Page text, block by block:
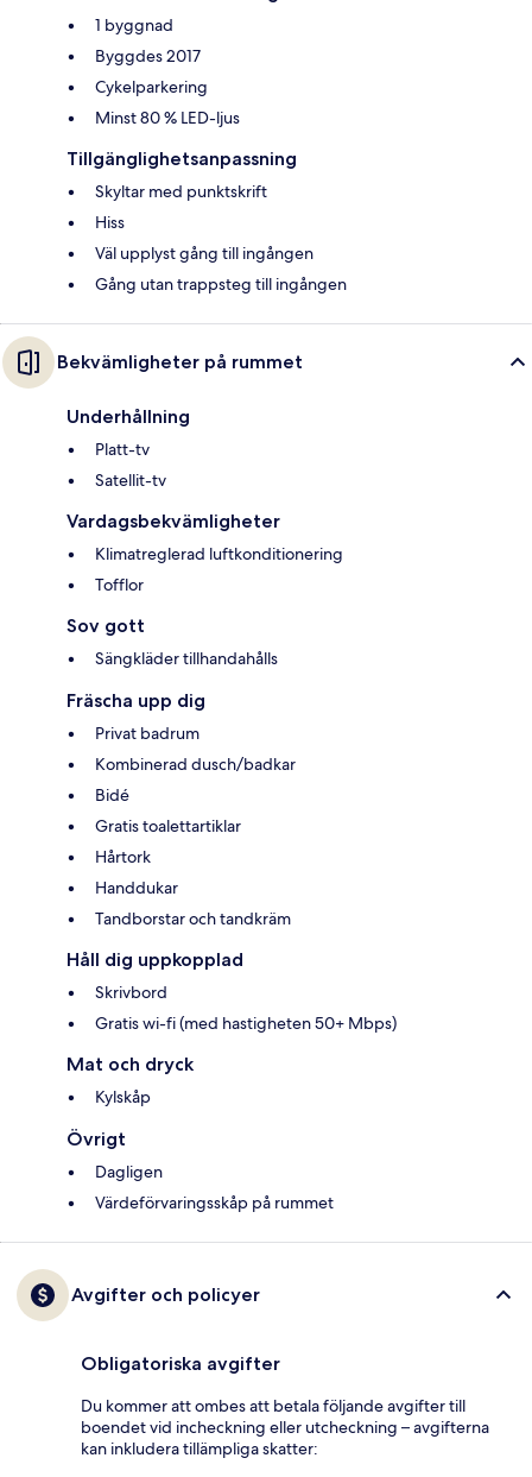
1 byggnad
Byggdes 2017
Cykelparkering
Minst 80 % LED-ljus
Tillgänglighetsanpassning
Skyltar med punktskrift
Hiss
Väl upplyst gång till ingången
Gång utan trappsteg till ingången
Bekvämligheter på rummet
Underhållning
Platt-tv
Satellit-tv
Vardagsbekvämligheter
Klimatreglerad luftkonditionering
Tofflor
Sov gott
Sängkläder tillhandahålls
Fräscha upp dig
Privat badrum
Kombinerad dusch/badkar
Bidé
Gratis toalettartiklar
Hårtork
Handdukar
Tandborstar och tandkräm
Håll dig uppkopplad
Skrivbord
Gratis wi-fi (med hastigheten 50+ Mbps)
Mat och dryck
Kylskåp
Övrigt
Dagligen
Värdeförvaringsskåp på rummet
Avgifter och policyer
Obligatoriska avgifter
Du kommer att ombes att betala följande avgifter till
boendet vid incheckning eller utcheckning – avgifterna
kan inkludera tillämpliga skatter: